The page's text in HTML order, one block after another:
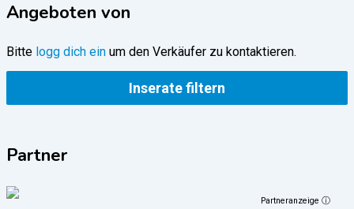
Angeboten von
Bitte logg dich ein um den Verkäufer zu kontaktieren.
Inserate filtern
Partner
Partneranzeige ⓘ